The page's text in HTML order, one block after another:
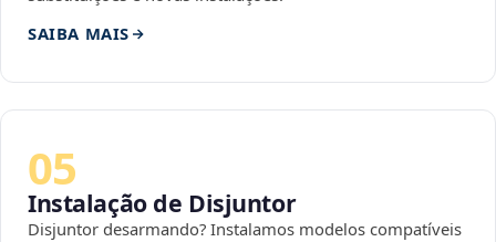
SAIBA MAIS
05
Instalação de Disjuntor
Disjuntor desarmando? Instalamos modelos compatíveis